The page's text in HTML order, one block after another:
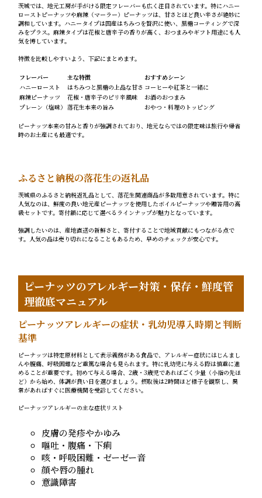
茨城では、地元工房が手がける限定フレーバーも広く注目されています。特にハニー
ローストピーナッツや麻辣（マーラー）ピーナッツは、甘さとほど良い辛さが絶妙に
調和しています。ハニータイプは国産はちみつを贅沢に使い、黒糖コーティングで深
みをプラス。麻辣タイプは花椒と唐辛子の香りが高く、おつまみやギフト用途にも人
気を博しています。
特徴を比較しやすいよう、下記にまとめます。
フレーバー 主な特徴
おすすめシーン
ハニーロースト
はちみつと黒糖の上品な甘さ コーヒーや紅茶と一緒に
麻辣ピーナッツ
花椒・唐辛子のピリ辛風味
お酒のおつまみ
プレーン（塩味） 落花生本来の旨み おやつ・料理のトッピング
ピーナッツ本来の甘みと香りが強調されており、地元ならではの限定味は旅行や帰省
時のお土産にも最適です。
ふるさと納税の落花生の返礼品
茨城県のふるさと納税返礼品として、落花生関連商品が多数用意されています。特に
人気なのは、鮮度の良い地元産ピーナッツを使用したボイルピーナッツや贈答用の高
級セットです。寄付額に応じて選べるラインナップが魅力となっています。
強調したいのは、産地直送の新鮮さと、寄付することで地域貢献にもつながる点で
す。人気の品は売り切れになることもあるため、早めのチェックが安心です。
ピーナッツのアレルギー対策・保存・鮮度管
理徹底マニュアル
ピーナッツアレルギーの症状・乳幼児導入時期と判断
基準
ピーナッツは特定原材料として表示義務がある食品で、アレルギー症状にはじんまし
んや腹痛、呼吸困難など重篤な場合も見られます。特に乳幼児に与える際は慎重に進
めることが重要です。初めて与える場合、2歳・3歳児であればごく少量（小指の先ほ
ど）から始め、体調が良い日を選びましょう。摂取後は2時間ほど様子を観察し、異
常があればすぐに医療機関を受診してください。
ピーナッツアレルギーの主な症状リスト
皮膚の発疹やかゆみ
嘔吐・腹痛・下痢
咳・呼吸困難・ゼーゼー音
顔や唇の腫れ
意識障害